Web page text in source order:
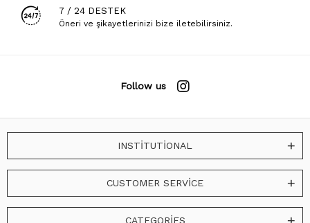
7 / 24 DESTEK
Öneri ve şikayetlerinizi bize iletebilirsiniz.
Follow us
INSTİTUTİONAL
CUSTOMER SERVİCE
CATEGORİES